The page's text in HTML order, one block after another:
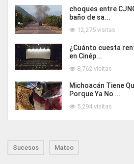
choques entre
baño de sa...
12,275 visitas
¿Cuánto cuesta
en Cinép...
8,762 visitas
Michoacán Tiene
Porque Ya No ...
5,294 visitas
Sucesos Mateo